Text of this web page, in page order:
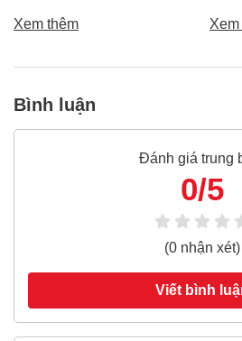
tốt, bền, hoạt động ổn định,
Xem thêm
biến
Xem
Bình luận
Đánh giá trung
0/5
(0 nhận xét)
Viết bình